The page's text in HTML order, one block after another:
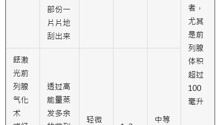
部份一
片片地
刮出来
者，
尤其
是前
列腺
体积
超过
100
毫升
銩激
光前
列腺
气化
术
透过高
能量蒸
发多余
轻微 中等